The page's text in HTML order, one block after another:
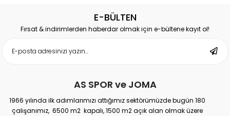
E-BÜLTEN
Fırsat & indirimlerden haberdar olmak için e-bültene kayıt ol!
AS SPOR ve JOMA
1966 yılında ilk adımlarımızı attığımız sektörümüzde bugün 180
çalışanımız, 6500 m2 kapalı, 1500 m2 açık alan olmak üzere